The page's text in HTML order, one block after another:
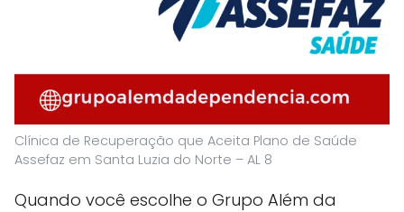
Clínica de Recuperação que Aceita Plano de Saúde
Assefaz em Santa Luzia do Norte – AL 8
Quando você escolhe o Grupo Além da